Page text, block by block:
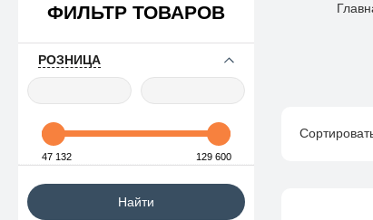
ФИЛЬТР ТОВАРОВ
РОЗНИЦА
47 132 129 600